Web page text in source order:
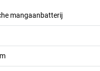
mangaanbatterij